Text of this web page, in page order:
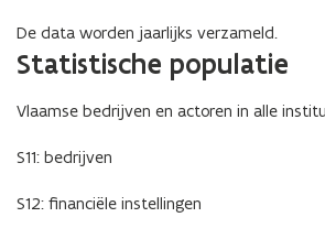
p
e
t
n
De data worden jaarlijks verzameld.
Statistische populatie
Vlaamse bedrijven en actoren in alle
S11: bedrijven
S12: financiële instellingen